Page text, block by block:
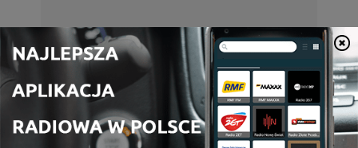
Nie znaleziono podcastów.